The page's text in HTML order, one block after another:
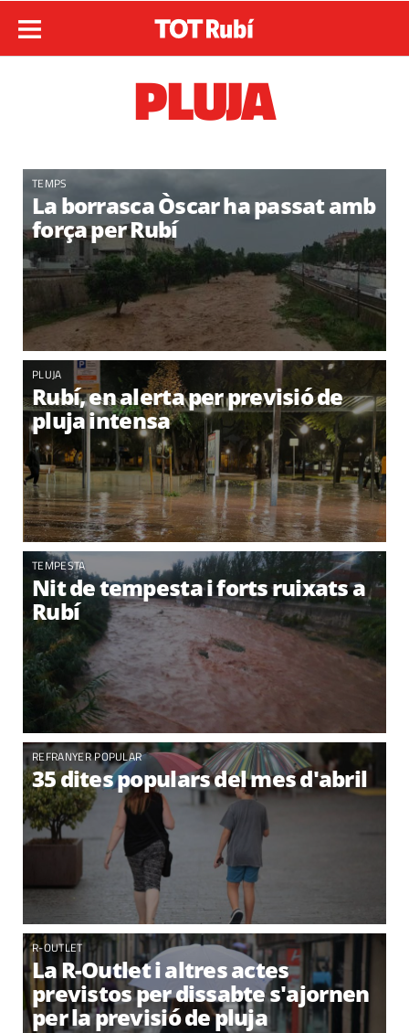
PLUJA
TEMPS
La borrasca Òscar ha passat amb
força per Rubí
PLUJA
Rubí, en alerta per previsió de
pluja intensa
TEMPESTA
Nit de tempesta i forts ruixats a
Rubí
REFRANYER POPULAR
35 dites populars del mes d'abril
R-OUTLET
La R-Outlet i altres actes
previstos per dissabte s'ajornen
per la previsió de pluja